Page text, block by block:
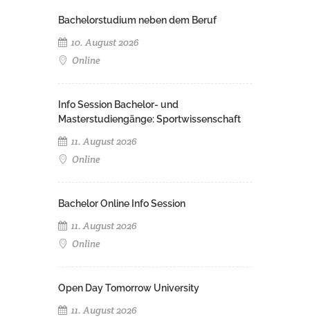
Bachelorstudium neben dem Beruf
10. August 2026
Online
Info Session Bachelor- und
Masterstudiengänge: Sportwissenschaft
11. August 2026
Online
Bachelor Online Info Session
11. August 2026
Online
Open Day Tomorrow University
11. August 2026